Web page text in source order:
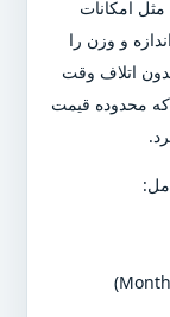
امکانات
و وزن را
اتلاف وقت
محدوده قیمت